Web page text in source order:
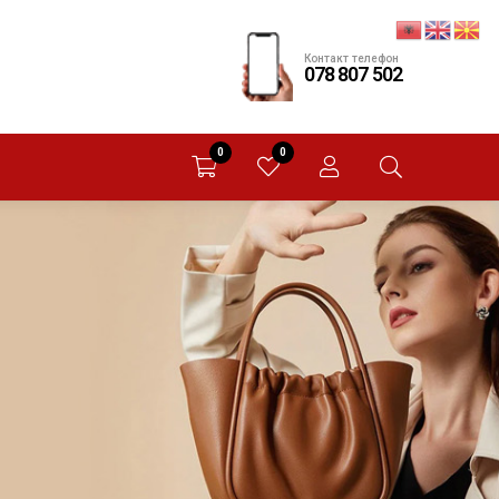
Контакт телефон
078 807 502
0 0